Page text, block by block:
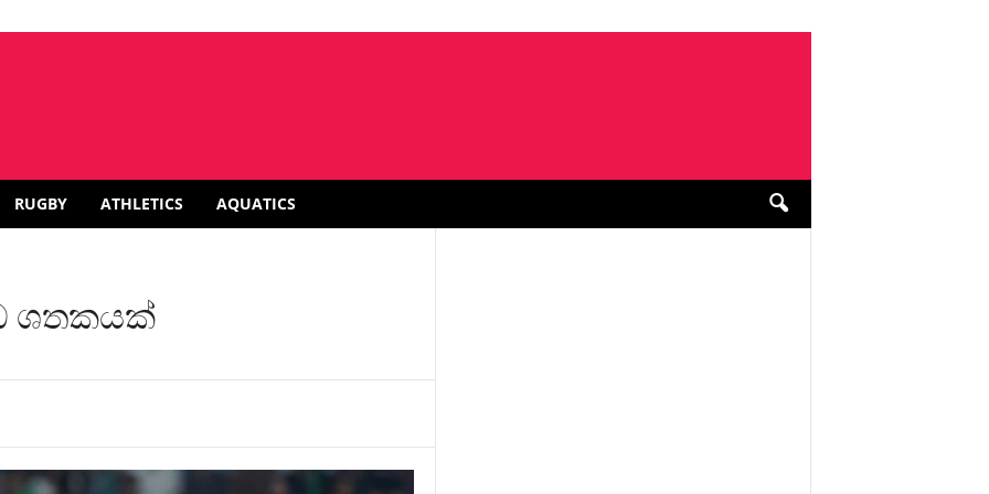
RUGBY ATHLETICS AQUATICS
ශතකයක්